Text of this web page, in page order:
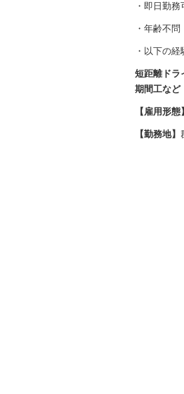
・即日勤
・年齢不問
・以下の
短距離ドラ
期間工など
【雇用形態】
【勤務地】